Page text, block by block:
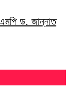
ড. জান্নাত